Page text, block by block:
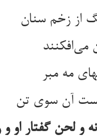
از زخم سنان
مه مبر
آن سوی تن
و لحن گفتار او